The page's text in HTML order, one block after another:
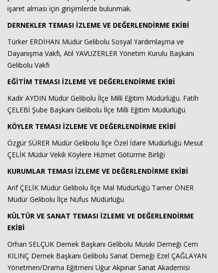
işaret alması için girişimlerde bulunmak.
DERNEKLER TEMASI İZLEME VE DEĞERLENDİRME EKİBİ
Türker ERDİHAN Müdür Gelibolu Sosyal Yardımlaşma ve
Dayanışma Vakfı, Atıl YAVUZERLER Yönetim Kurulu Başkanı
Gelibolu Vakfı
EĞİTİM TEMASI İZLEME VE DEĞERLENDİRME EKİBİ
Kadir AYDIN Müdür Gelibolu İlçe Milli Eğitim Müdürlüğü. Fatih
ÇELEBİ Şube Başkanı Gelibolu İlçe Milli Eğitim Müdürlüğü
KÖYLER TEMASI İZLEME VE DEĞERLENDİRME EKİBİ
Özgür SÜRER Müdür Gelibolu İlçe Özel İdare Müdürlüğü Mesut
ÇELİK Müdür Vekili Köylere Hizmet Götürme Birliği
KURUMLAR TEMASI İZLEME VE DEĞERLENDİRME EKİBİ
Arif ÇELİK Müdür Gelibolu İlçe Mal Müdürlüğü Tamer ÖNER
Müdür Gelibolu İlçe Nüfus Müdürlüğü
KÜLTÜR VE SANAT TEMASI İZLEME VE DEĞERLENDİRME
EKİBİ
Orhan SELÇUK Dernek Başkanı Gelibolu Musiki Derneği Cem
KILINÇ Dernek Başkanı Gelibolu Sanat Derneği Ezel ÇAĞLAYAN
Yönetmen/Drama Eğitmeni Uğur Akpınar Sanat Akademisi